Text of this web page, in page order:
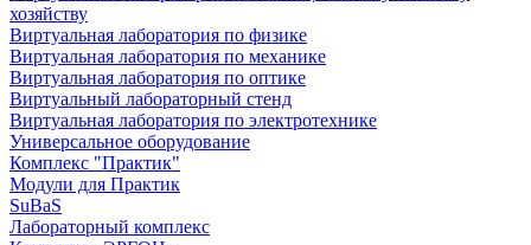
хозяйству
Виртуальная лаборатория по физике
Виртуальная лаборатория по механике
Виртуальная лаборатория по оптике
Виртуальный лабораторный стенд
Виртуальная лаборатория по электротехнике
Универсальное оборудование
Комплекс "Практик"
Модули для Практик
SuBaS
Лабораторный комплекс